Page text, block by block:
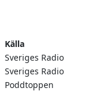
Källa
Sveriges Radio
Sveriges Radio
Poddtoppen